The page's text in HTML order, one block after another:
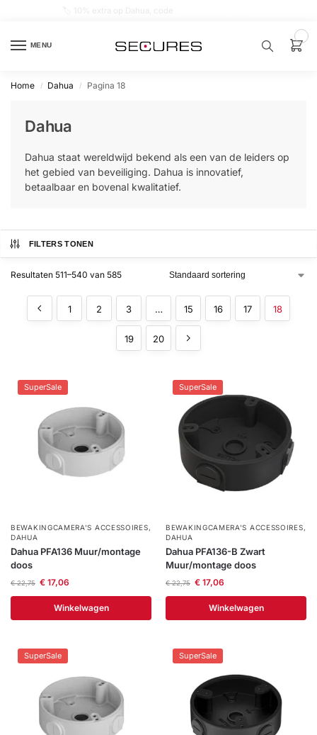
MENU
Alarm
samenstellen
met
installatie
Camera's
&
Intercom
Branddetectie
Inbraakbeveiliging
Outlet SALE
Help &
service
Home / Dahua / Pagina 18
Dahua
Dahua staat wereldwijd bekend als een van de leiders op
het gebied van beveiliging. Dahua is innovatief,
betaalbaar en bovenal kwalitatief.
FILTERS TONEN
Resultaten 511–540 van 585
1 2 3 … 15 16 17 18
19 20
SuperSale
BEWAKINGCAMERA'S ACCESSOIRES,
DAHUA
Dahua PFA136 Muur/montage
doos
€22,75 €17,06
Winkelwagen
SuperSale
BEWAKINGCAMERA'S ACCESSOIRES,
DAHUA
Dahua PFA136-B Zwart
Muur/montage doos
€22,75 €17,06
Winkelwagen
SuperSale SuperSale